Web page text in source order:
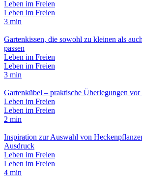
Leben im Freien
Leben im Freien
3 min
Gartenkissen, die sowohl zu kleinen als
passen
Leben im Freien
Leben im Freien
3 min
Gartenkübel – praktische Überlegungen
Leben im Freien
Leben im Freien
2 min
Inspiration zur Auswahl von
Ausdruck
Leben im Freien
Leben im Freien
4 min